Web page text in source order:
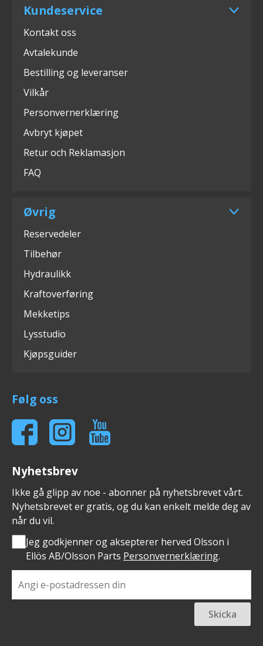
Kundeservice
Kontakt oss
Avtalekunde
Bestilling og leveranser
Vilkår
Personvernerklæring
Avbryt kjøpet
Retur och Reklamasjon
FAQ
Øvrig
Reservedeler
Tilbehør
Hydraulikk
Kraftoverføring
Mekketips
Lysstudio
Kjøpsguider
Følg oss
Nyhetsbrev
Ikke gå glipp av noe - abonner på nyhetsbrevet vårt.
Nyhetsbrevet er gratis, og du kan enkelt melde deg av
når du vil.
Jeg godkjenner og aksepterer herved Olsson i
Ellös AB/Olsson Parts Personvernerklæring.
Skicka